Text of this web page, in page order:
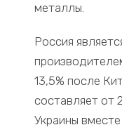
металлы.
Россия
13,5% после
составляет от
Украины